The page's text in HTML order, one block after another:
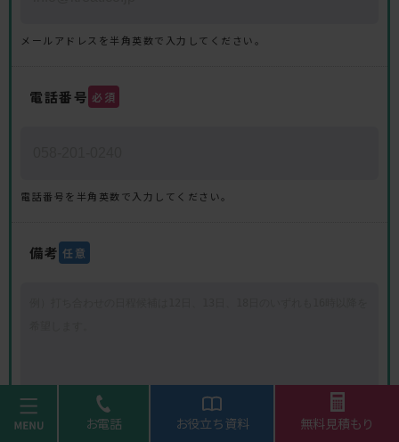
メールアドレスを半角英数で入力してください。
電話番号 必須
電話番号を半角英数で入力してください。
備考 任意
menu お電話 お役立ち資料 無料見積もり